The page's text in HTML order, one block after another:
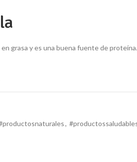
grasa y es una buena fuente de
,